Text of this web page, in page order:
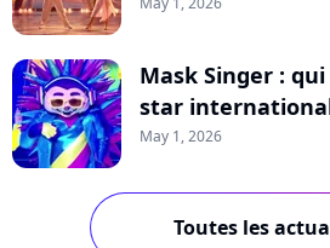
Mask Singer :
star
May 1, 2026
Toutes les